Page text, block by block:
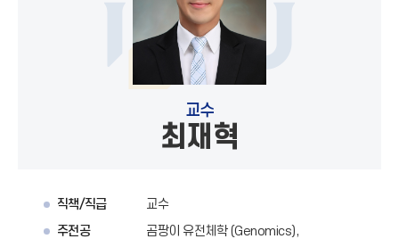
교수
최재혁
직책/직급
교수
주전공
곰팡이 유전체학 (Genomics),